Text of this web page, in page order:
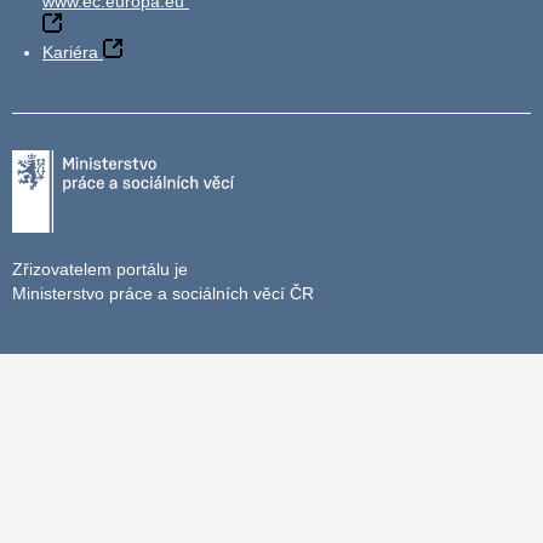
Kariéra
Zřizovatelem portálu je
Ministerstvo práce a sociálních věcí ČR